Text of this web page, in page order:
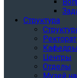
Структура
Ректорат
Кафедры
Центры
Отделы
Музей